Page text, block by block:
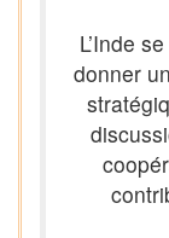
L’Inde
donner